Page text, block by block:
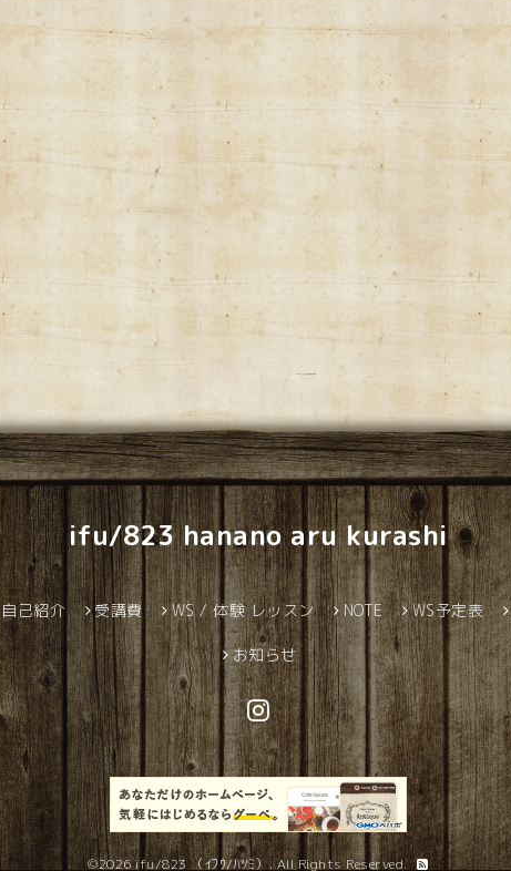
ifu/823 hanano aru kurashi
自己紹介 受講費 WS / 体験 レッスン NOTE WS予定表
お知らせ
©2026ifu/823 （ｲﾌｳ/ﾊﾂﾐ）. All Rights Reserved.